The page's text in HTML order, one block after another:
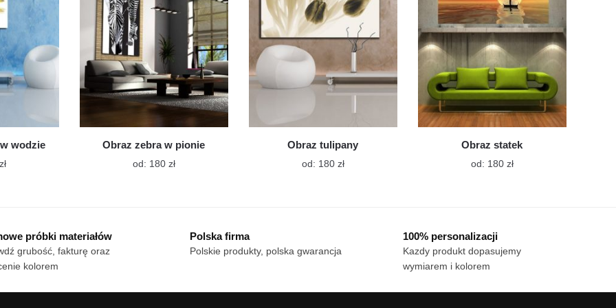
wybrać
stronie
produktu
wybrać
stronie
produktu
wybrać
stronie
produktu
wybrać
na
stronie
produktu
wodzie
złTen
Opcje
można
wybrać
Obraz zebra w pionie
od: 180 złTen
Opcje
można
Obraz tulipany
od: 180 złTen
Obraz statek
od: 180 złTen
można
próbki materiałów
grubość, fakturę oraz
kolorem
Polska firma
Polskie produkty, polska gwarancja
100% personalizacji
Kazdy produkt dopasujemy
wymiarem i kolorem